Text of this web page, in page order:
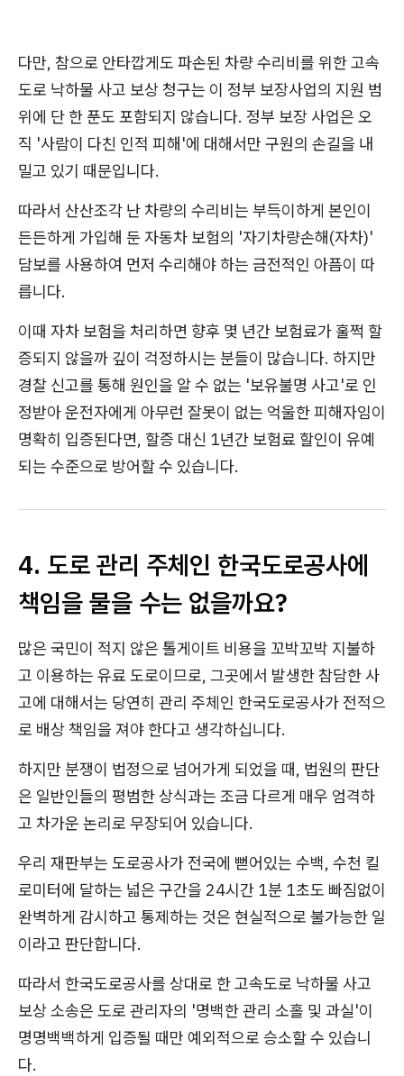
다만, 참으로 안타깝게도 파손된 차량 수리비를 위한 고속
도로 낙하물 사고 보상 청구는 이 정부 보장사업의 지원 범
위에 단 한 푼도 포함되지 않습니다. 정부 보장 사업은 오
직 '사람이 다친 인적 피해'에 대해서만 구원의 손길을 내
밀고 있기 때문입니다.
따라서 산산조각 난 차량의 수리비는 부득이하게 본인이
든든하게 가입해 둔 자동차 보험의 '자기차량손해(자차)'
담보를 사용하여 먼저 수리해야 하는 금전적인 아픔이 따
릅니다.
이때 자차 보험을 처리하면 향후 몇 년간 보험료가 훌쩍 할
증되지 않을까 깊이 걱정하시는 분들이 많습니다. 하지만
경찰 신고를 통해 원인을 알 수 없는 '보유불명 사고'로 인
정받아 운전자에게 아무런 잘못이 없는 억울한 피해자임이
명확히 입증된다면, 할증 대신 1년간 보험료 할인이 유예
되는 수준으로 방어할 수 있습니다.
4. 도로 관리 주체인 한국도로공사에
책임을 물을 수는 없을까요?
많은 국민이 적지 않은 톨게이트 비용을 꼬박꼬박 지불하
고 이용하는 유료 도로이므로, 그곳에서 발생한 참담한 사
고에 대해서는 당연히 관리 주체인 한국도로공사가 전적으
로 배상 책임을 져야 한다고 생각하십니다.
하지만 분쟁이 법정으로 넘어가게 되었을 때, 법원의 판단
은 일반인들의 평범한 상식과는 조금 다르게 매우 엄격하
고 차가운 논리로 무장되어 있습니다.
우리 재판부는 도로공사가 전국에 뻗어있는 수백, 수천 킬
로미터에 달하는 넓은 구간을 24시간 1분 1초도 빠짐없이
완벽하게 감시하고 통제하는 것은 현실적으로 불가능한 일
이라고 판단합니다.
따라서 한국도로공사를 상대로 한 고속도로 낙하물 사고
보상 소송은 도로 관리자의 '명백한 관리 소홀 및 과실'이
명명백백하게 입증될 때만 예외적으로 승소할 수 있습니
다.